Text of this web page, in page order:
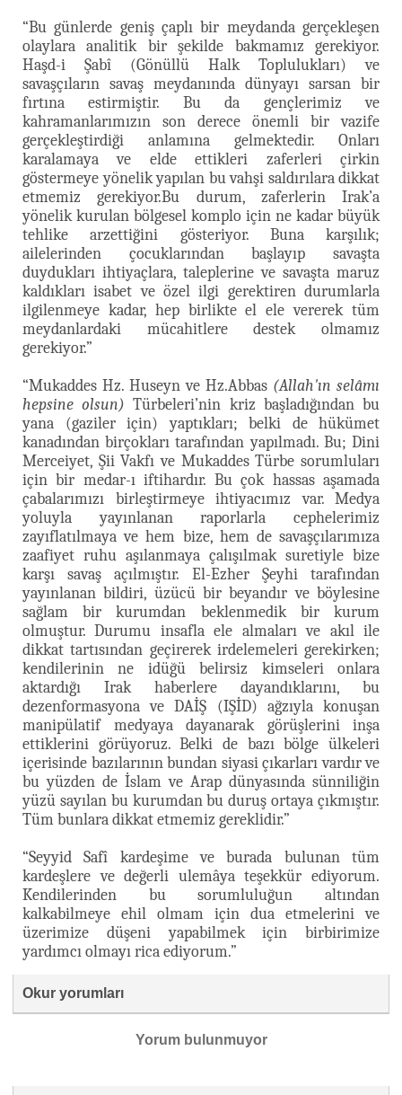
“Bu günlerde geniş çaplı bir meydanda gerçekleşen
olaylara analitik bir şekilde bakmamız gerekiyor.
Haşd-i Şabî (Gönüllü Halk Toplulukları) ve
savaşçıların savaş meydanında dünyayı sarsan bir
fırtına estirmiştir. Bu da gençlerimiz ve
kahramanlarımızın son derece önemli bir vazife
gerçekleştirdiği anlamına gelmektedir. Onları
karalamaya ve elde ettikleri zaferleri çirkin
göstermeye yönelik yapılan bu vahşi saldırılara dikkat
etmemiz gerekiyor.Bu durum, zaferlerin Irak’a
yönelik kurulan bölgesel komplo için ne kadar büyük
tehlike arzettiğini gösteriyor. Buna karşılık;
ailelerinden çocuklarından başlayıp savaşta
duydukları ihtiyaçlara, taleplerine ve savaşta maruz
kaldıkları isabet ve özel ilgi gerektiren durumlarla
ilgilenmeye kadar, hep birlikte el ele vererek tüm
meydanlardaki mücahitlere destek olmamız
gerekiyor.”
“Mukaddes Hz. Huseyn ve Hz.Abbas (Allah'ın selâmı
hepsine olsun) Türbeleri’nin kriz başladığından bu
yana (gaziler için) yaptıkları; belki de hükümet
kanadından birçokları tarafından yapılmadı. Bu; Dini
Merceiyet, Şii Vakfı ve Mukaddes Türbe sorumluları
için bir medar-ı iftihardır. Bu çok hassas aşamada
çabalarımızı birleştirmeye ihtiyacımız var. Medya
yoluyla yayınlanan raporlarla cephelerimiz
zayıflatılmaya ve hem bize, hem de savaşçılarımıza
zaafiyet ruhu aşılanmaya çalışılmak suretiyle bize
karşı savaş açılmıştır. El-Ezher Şeyhi tarafından
yayınlanan bildiri, üzücü bir beyandır ve böylesine
sağlam bir kurumdan beklenmedik bir kurum
olmuştur. Durumu insafla ele almaları ve akıl ile
dikkat tartısından geçirerek irdelemeleri gerekirken;
kendilerinin ne idüğü belirsiz kimseleri onlara
aktardığı Irak haberlere dayandıklarını, bu
dezenformasyona ve DAİŞ (IŞİD) ağzıyla konuşan
manipülatif medyaya dayanarak görüşlerini inşa
ettiklerini görüyoruz. Belki de bazı bölge ülkeleri
içerisinde bazılarının bundan siyasi çıkarları vardır ve
bu yüzden de İslam ve Arap dünyasında sünniliğin
yüzü sayılan bu kurumdan bu duruş ortaya çıkmıştır.
Tüm bunlara dikkat etmemiz gereklidir.”
“Seyyid Safî kardeşime ve burada bulunan tüm
kardeşlere ve değerli ulemâya teşekkür ediyorum.
Kendilerinden bu sorumluluğun altından
kalkabilmeye ehil olmam için dua etmelerini ve
üzerimize düşeni yapabilmek için birbirimize
yardımcı olmayı rica ediyorum.”
Okur yorumları
Yorum bulunmuyor